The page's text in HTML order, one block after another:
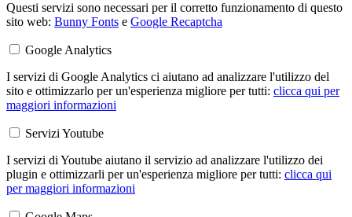
Questi servizi sono necessari per il corretto funzionamento di questo
sito web: Bunny Fonts e Google Recaptcha
Google Analytics
I servizi di Google Analytics ci aiutano ad analizzare l'utilizzo del
sito e ottimizzarlo per un'esperienza migliore per tutti: clicca qui per
maggiori informazioni
Servizi Youtube
I servizi di Youtube aiutano il servizio ad analizzare l'utilizzo dei
plugin e ottimizzarli per un'esperienza migliore per tutti: clicca qui
per maggiori informazioni